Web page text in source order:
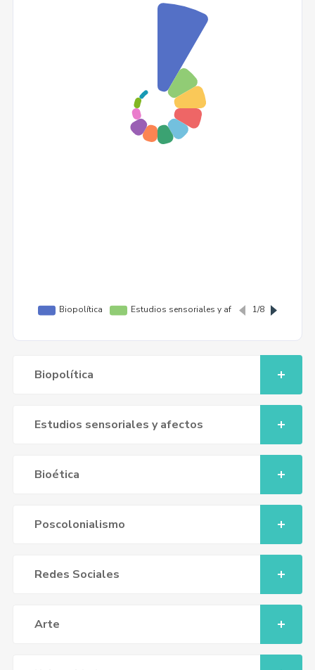
Biopolítica
Estudios sensoriales y afectos
Bioética
Poscolonialismo
Redes Sociales
Arte